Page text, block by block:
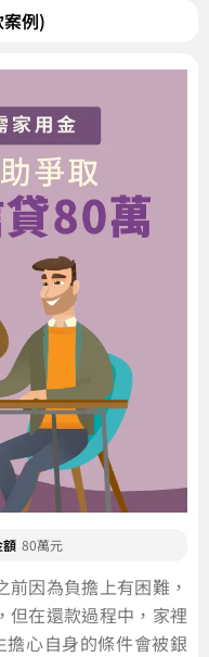
例)
額 80萬元
因為負擔上有困難，
但在還款過程中，家裡
心自身的條件會被銀